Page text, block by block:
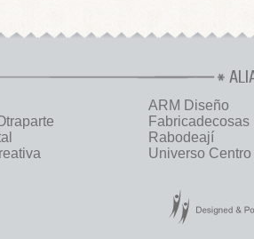
ARM Diseño
Fabricadecosas
Rabodeají
Universo Centro